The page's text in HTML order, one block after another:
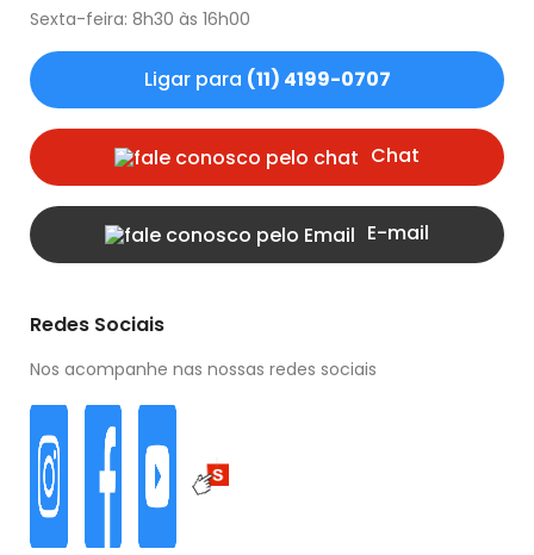
Sexta-feira: 8h30 às 16h00
Ligar para (11) 4199-0707
Chat
E-mail
Redes Sociais
Nos acompanhe nas nossas redes sociais